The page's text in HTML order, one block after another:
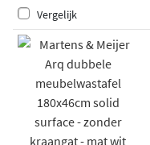
Vergelijk